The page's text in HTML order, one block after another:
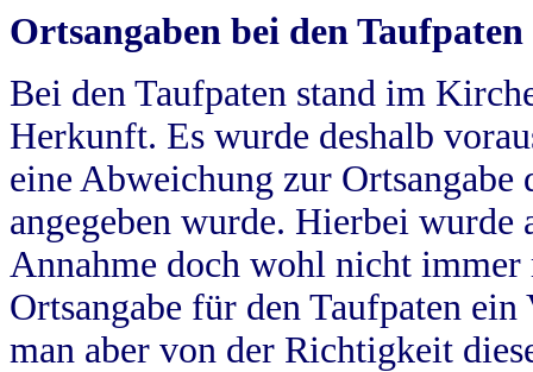
Ortsangaben bei den Taufpaten
Bei den Taufpaten stand im
Herkunft. Es wurde deshalb
eine Abweichung zur
angegeben wurde. Hierbei wurde
Annahme doch wohl nicht
Ortsangabe für den Taufpaten
man aber von der Richtigkeit